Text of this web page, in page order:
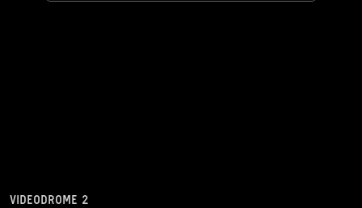
VIDEODROME 2